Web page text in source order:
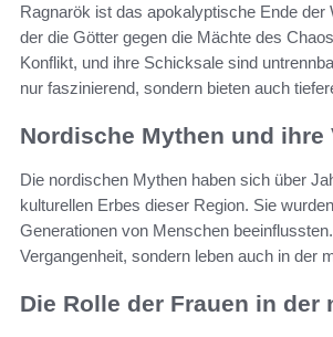
Ragnarök ist das apokalyptische Ende
der die Götter gegen die Mächte des
Konflikt, und ihre Schicksale sind
nur faszinierend, sondern bieten auch
Nordische Mythen und
Die nordischen Mythen haben sich über
kulturellen Erbes dieser Region. Sie
Generationen von Menschen
Vergangenheit, sondern leben auch in der
Die Rolle der Frauen in